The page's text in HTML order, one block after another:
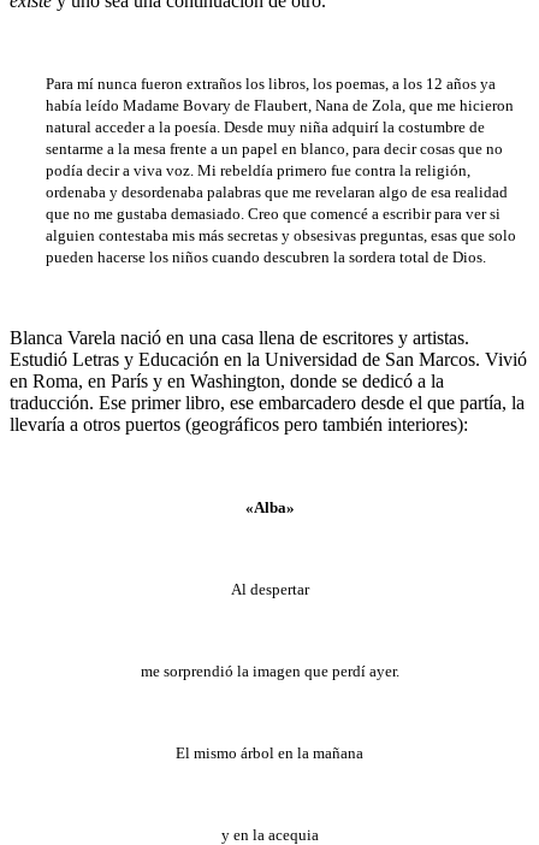
Para mí nunca fueron extraños los libros, los poemas, a los 12 años ya
había leído Madame Bovary de Flaubert, Nana de Zola, que me hicieron
natural acceder a la poesía. Desde muy niña adquirí la costumbre de
sentarme a la mesa frente a un papel en blanco, para decir cosas que no
podía decir a viva voz. Mi rebeldía primero fue contra la religión,
ordenaba y desordenaba palabras que me revelaran algo de esa realidad
que no me gustaba demasiado. Creo que comencé a escribir para ver si
alguien contestaba mis más secretas y obsesivas preguntas, esas que solo
pueden hacerse los niños cuando descubren la sordera total de Dios.
Blanca Varela nació en una casa llena de escritores y artistas.
Estudió Letras y Educación en la Universidad de San Marcos. Vivió
en Roma, en París y en Washington, donde se dedicó a la
traducción. Ese primer libro, ese embarcadero desde el que partía, la
llevaría a otros puertos (geográficos pero también interiores):
«Alba»
Al despertar
me sorprendió la imagen que perdí ayer.
El mismo árbol en la mañana
y en la acequia